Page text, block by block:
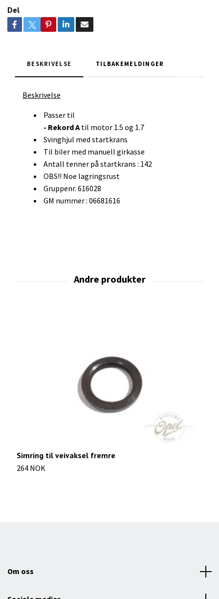
Del
BESKRIVELSE TILBAKEMELDINGER
Beskrivelse
Passer til
- Rekord Atil motor 1.5 og 1.7
Svinghjul med startkrans
Til biler med manuell girkasse
Antall tenner på startkrans : 142
OBS!! Noe lagringsrust
Gruppenr. 616028
GM nummer : 06681616
Simring til veivaksel fremre
264 NOK
Om oss